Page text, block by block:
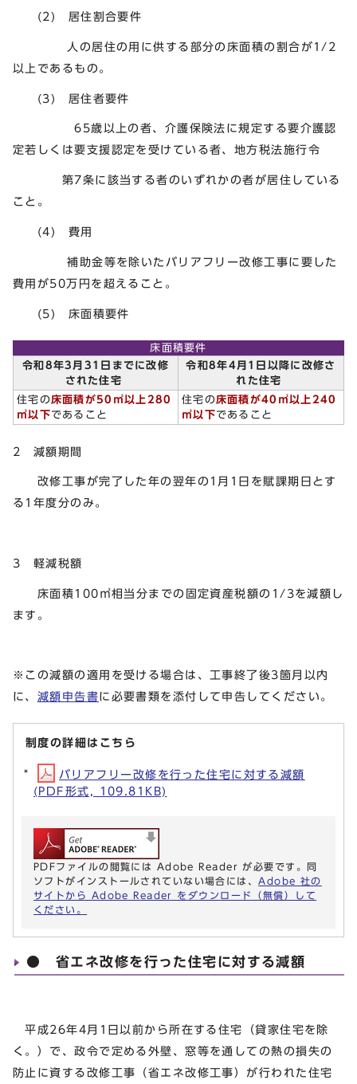
(2) 居住割合要件
人の居住の用に供する部分の床面積の割合が1/2
以上であるもの。
(3) 居住者要件
65歳以上の者、介護保険法に規定する要介護認
定若しくは要支援認定を受けている者、地方税法施行令
第7条に該当する者のいずれかの者が居住している
こと。
(4) 費用
補助金等を除いたバリアフリー改修工事に要した
費用が50万円を超えること。
(5) 床面積要件
床面積要件
令和8年3月31日までに改修
された住宅
令和8年4月1日以降に改修さ
れた住宅
住宅の床面積が50㎡以上280
㎡以下であること
住宅の床面積が40㎡以上240
㎡以下であること
2 減額期間
改修工事が完了した年の翌年の1月1日を賦課期日とす
る1年度分のみ。
3 軽減税額
床面積100㎡相当分までの固定資産税額の1/3を減額し
ます。
※この減額の適用を受ける場合は、工事終了後3箇月以内
に、 減額申告書に必要書類を添付して申告してください。
制度の詳細はこちら
バリアフリー改修を行った住宅に対する減額
(PDF形式, 109.81KB)
PDFファイルの閲覧には Adobe Reader が必要です。同
ソフトがインストールされていない場合には、 Adobe 社の
サイトから Adobe Reader をダウンロード（無償）して
ください。
● 省エネ改修を行った住宅に対する減額
平成26年4月1日以前から所在する住宅（貸家住宅を除
く。）で、政令で定める外壁、窓等を通しての熱の損失の
防止に資する改修工事（省エネ改修工事）が行われた住宅